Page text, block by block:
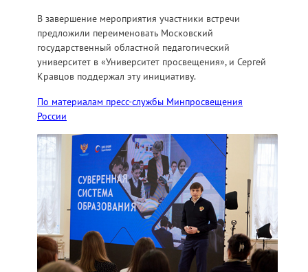
В завершение мероприятия участники встречи
предложили переименовать Московский
государственный областной педагогический
университет в «Университет просвещения», и Сергей
Кравцов поддержал эту инициативу.
По материалам пресс-службы Минпросвещения
России